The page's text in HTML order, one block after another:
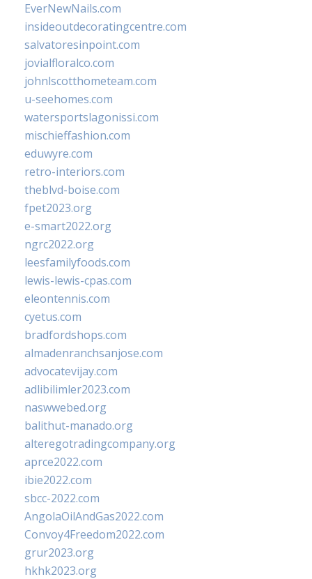
EverNewNails.com
insideoutdecoratingcentre.com
salvatoresinpoint.com
jovialfloralco.com
johnlscotthometeam.com
u-seehomes.com
watersportslagonissi.com
mischieffashion.com
eduwyre.com
retro-interiors.com
theblvd-boise.com
fpet2023.org
e-smart2022.org
ngrc2022.org
leesfamilyfoods.com
lewis-lewis-cpas.com
eleontennis.com
cyetus.com
bradfordshops.com
almadenranchsanjose.com
advocatevijay.com
adlibilimler2023.com
naswwebed.org
balithut-manado.org
alteregotradingcompany.org
aprce2022.com
ibie2022.com
sbcc-2022.com
AngolaOilAndGas2022.com
Convoy4Freedom2022.com
grur2023.org
hkhk2023.org